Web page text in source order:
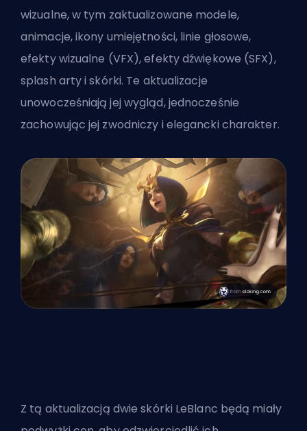
wizualne, w tym zaktualizowane modele,
animacje, ikony umiejętności, linie głosowe,
efekty wizualne (VFX), efekty dźwiękowe (SFX),
splash arty i skórki. Te aktualizacje
unowocześniają jej wygląd, jednocześnie
zachowując jej zwodniczy i elegancki charakter.
Z tą aktualizacją dwie skórki LeBlanc będą miały